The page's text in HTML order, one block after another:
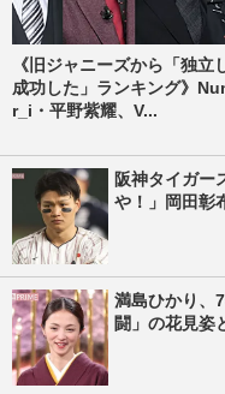
《旧ジャニーズから「独立
成功した」ランキング》
r_i・平野紫耀、V...
阪神タイガー
や！」岡田彰
満島ひかり、
闘」の花見姿